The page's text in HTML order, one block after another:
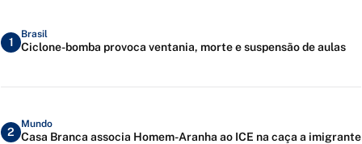
1
Brasil
Ciclone-bomba provoca ventania, morte e suspensão de aulas
2
Mundo
Casa Branca associa Homem-Aranha ao ICE na caça a imigrante